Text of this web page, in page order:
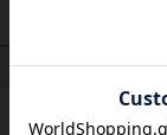
作品レビュー （
この作品にはま